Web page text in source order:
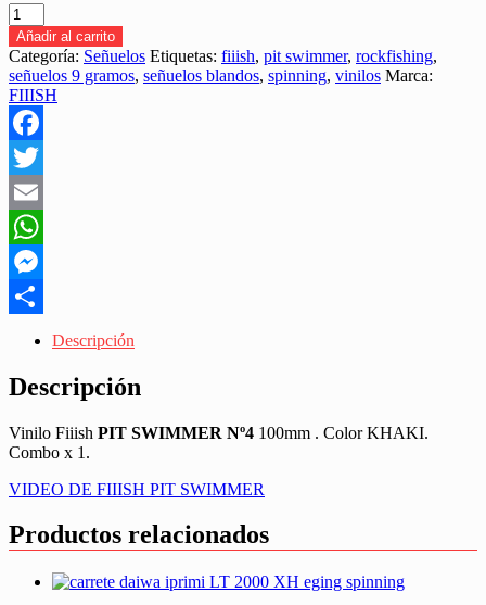
VINILO
FIIISH
PIT
SWIMMER
Nº4
100MM
9GR
COLOR
KHAKI
"SPINNING"
cantidad
Añadir al carrito
Categoría: Señuelos Etiquetas: fiiish, pit swimmer, rockfishing,
señuelos 9 gramos, señuelos blandos, spinning, vinilos Marca:
FIIISH
Facebook
Twitter
Email
WhatsApp
Messenger
Descripción
Descripción
Vinilo Fiiish PIT SWIMMER Nº4 100mm . Color KHAKI.
Combo x 1.
VIDEO DE FIIISH PIT SWIMMER
Productos relacionados